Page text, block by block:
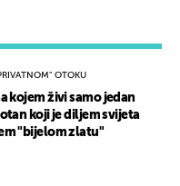
OTOKU
kojem živi samo jedan
koji je diljem svijeta
"bijelom zlatu"